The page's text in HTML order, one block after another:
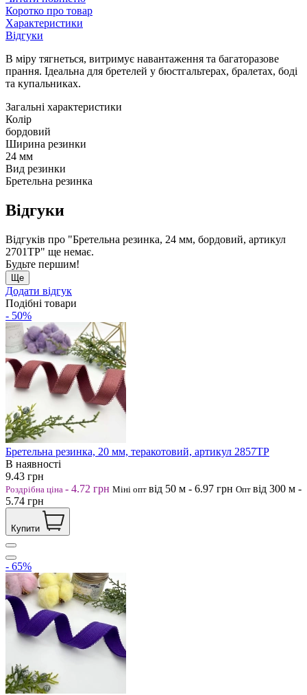
Коротко про товар
Характеристики
Відгуки
В міру тягнеться, витримує навантаження та багаторазове
прання. Ідеальна для бретелей у бюстгальтерах, бралетах, боді
та купальниках.
Загальні характеристики
Колір
бордовий
Ширина резинки
24 мм
Вид резинки
Бретельна резинка
Відгуки
Відгуків про "Бретельна резинка, 24 мм, бордовий, артикул
2701ТР" ще немає.
Будьте першим!
Ще
Додати відгук
Подібні товари
- 50%
Бретельна резинка, 20 мм, теракотовий, артикул 2857ТР
В наявності
9.43 грн
Роздрібна ціна - 4.72 грн Міні опт від 50 м - 6.97 грн Опт від 300 м -
5.74 грн
Купити
- 65%